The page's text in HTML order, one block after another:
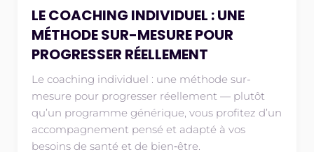
LE COACHING INDIVIDUEL : UNE
MÉTHODE SUR-MESURE POUR
PROGRESSER RÉELLEMENT
Le coaching individuel : une méthode sur-
mesure pour progresser réellement — plutôt
qu’un programme générique, vous profitez d’un
accompagnement pensé et adapté à vos
besoins de santé et de bien‑être.